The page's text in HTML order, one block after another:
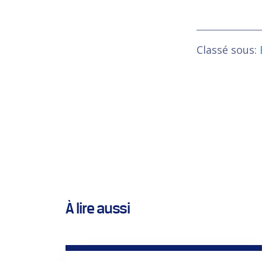
Classé sous:
À lire aussi